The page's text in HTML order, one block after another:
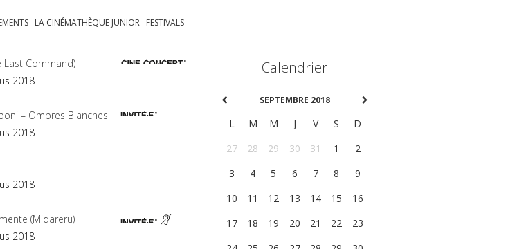
LA CINÉMATHÈQUE JUNIOR FESTIVALS
Last Command)
2018
– Ombres Blanches
2018
2018
(Midareru)
2018
Calendrier
SEPTEMBRE 2018
L M M J V S
D
27
28 29 30 31 1
2
3
4 5 6 7 8
9
10
11 12 13 14 15
16
17
18 19 20 21 22
23